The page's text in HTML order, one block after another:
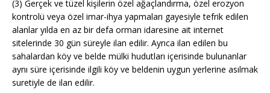
(3) Gerçek ve tüzel kişilerin özel ağaçlandırma, özel erozyon
kontrolü veya özel imar-ihya yapmaları gayesiyle tefrik edilen
alanlar yılda en az bir defa orman idaresine ait internet
sitelerinde 30 gün süreyle ilan edilir. Ayrıca ilan edilen bu
sahalardan köy ve belde mülki hudutları içerisinde bulunanlar
aynı süre içerisinde ilgili köy ve beldenin uygun yerlerine asılmak
suretiyle de ilan edilir.